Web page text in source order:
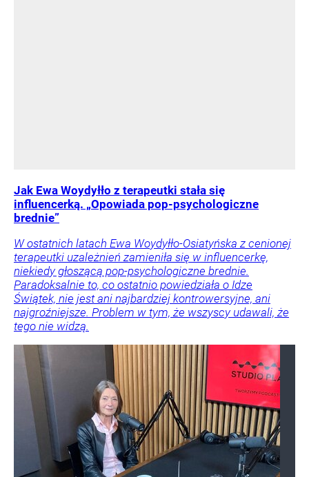
Jak Ewa Woydyłło z terapeutki stała się
influencerką. „Opowiada pop-psychologiczne
brednie”
W ostatnich latach Ewa Woydyłło-Osiatyńska z cenionej
terapeutki uzależnień zamieniła się w influencerkę,
niekiedy głoszącą pop-psychologiczne brednie.
Paradoksalnie to, co ostatnio powiedziała o Idze
Świątek, nie jest ani najbardziej kontrowersyjne, ani
najgroźniejsze. Problem w tym, że wszyscy udawali, że
tego nie widzą.